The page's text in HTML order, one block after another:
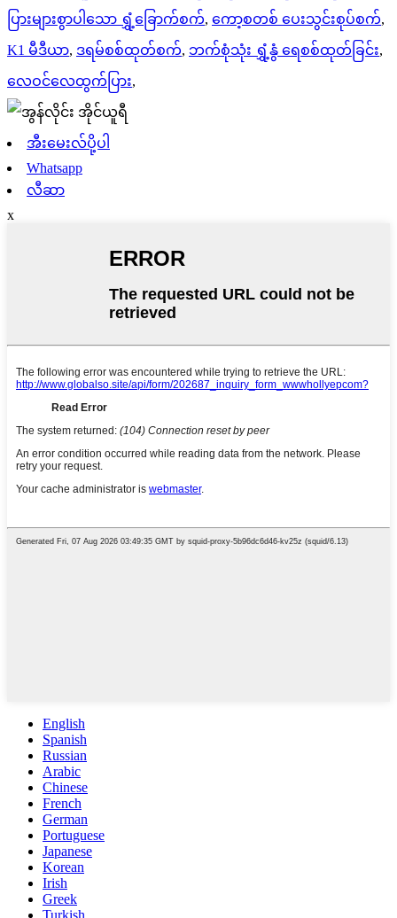
ပြားများစွာပါသော ရွှံ့ခြောက်စက်, ကော့စတစ် ပေးသွင်းစုပ်စက်,
K1 မီဒီယာ, ဒရမ်စစ်ထုတ်စက်, ဘက်စုံသုံး ရွှံ့နွံ ရေစစ်ထုတ်ခြင်း,
လေဝင်လေထွက်ပြား,
အီးမေးလ်ပို့ပါ
Whatsapp
လီဆာ
x
English
Spanish
Russian
Arabic
Chinese
French
German
Portuguese
Japanese
Korean
Irish
Greek
Turkish